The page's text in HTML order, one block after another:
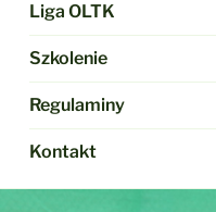
Liga OLTK
Szkolenie
Regulaminy
Kontakt